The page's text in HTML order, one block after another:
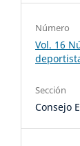
Número
Vol. 16
Sección
Consejo